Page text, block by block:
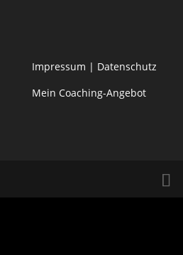
Impressum | Datenschutz
Mein Coaching-Angebot